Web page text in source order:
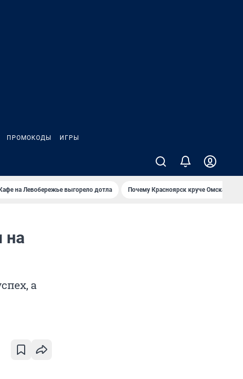
ПРОМОКОДЫ ИГРЫ
Кафе на Левобережье выгорело дотла Почему Красноярск круче Омска
на
а